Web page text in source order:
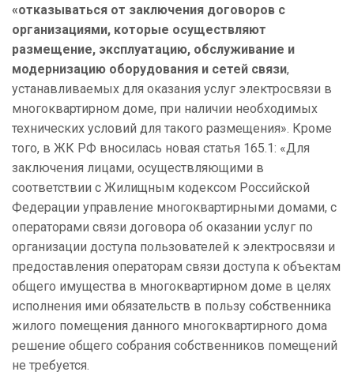
«отказываться от заключения договоров с
организациями, которые осуществляют
размещение, эксплуатацию, обслуживание и
модернизацию оборудования и сетей связи,
устанавливаемых для оказания услуг электросвязи в
многоквартирном доме, при наличии необходимых
технических условий для такого размещения». Кроме
того, в ЖК РФ вносилась новая статья 165.1: «Для
заключения лицами, осуществляющими в
соответствии с Жилищным кодексом Российской
Федерации управление многоквартирными домами, c
операторами связи договора об оказании услуг по
организации доступа пользователей к электросвязи и
предоставления операторам связи доступа к объектам
общего имущества в многоквартирном доме в целях
исполнения ими обязательств в пользу собственника
жилого помещения данного многоквартирного дома
решение общего собрания собственников помещений
не требуется.